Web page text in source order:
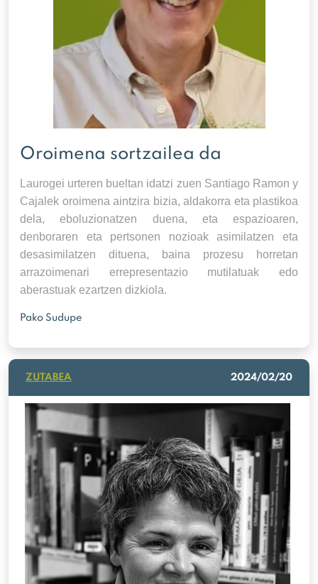
Oroimena sortzailea da
Laurogei urteren bueltan idatzi zuen Santiago Ramon y
Cajalek oroimena aintzira bizia, aldakorra eta plastikoa
dela, eboluzionatzen duena, eta espazioaren,
denboraren eta pertsonen nozioak asimilatzen eta
desasimilatzen dituena, baina prozesu horretan
arrazoimenari errepresentazio mutilatuak edo
aberastuak ezartzen dizkiola.
Pako Sudupe
ZUTABEA 2024/02/20